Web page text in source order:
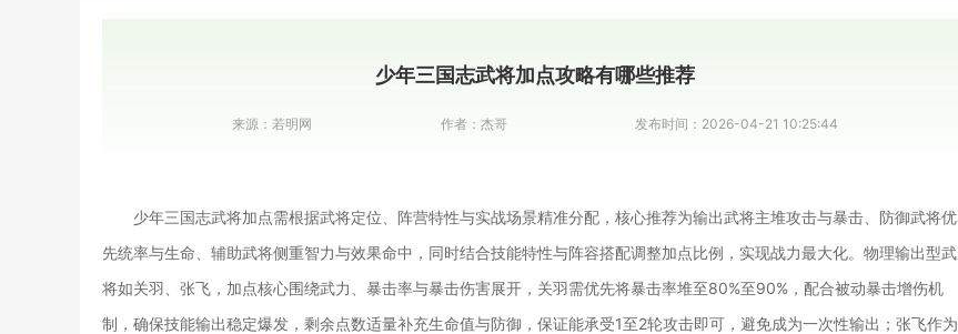
少年三国志武将加点攻略有哪些推荐
来源： 若明网 作者： 杰哥 发布时间： 2026-04-21 10:25:44
少年三国志武将加点需根据武将定位、阵营特性与实战场景精准分配，核心推荐为输出武将主堆攻击与暴击、防御武将优
先统率与生命、辅助武将侧重智力与效果命中，同时结合技能特性与阵容搭配调整加点比例，实现战力最大化。物理输出型武
将如关羽、张飞，加点核心围绕武力、暴击率与暴击伤害展开，关羽需优先将暴击率堆至80%至90%，配合被动暴击增伤机
制，确保技能输出稳定爆发，剩余点数适量补充生命值与防御，保证能承受1至2轮攻击即可，避免成为一次性输出；张飞作为